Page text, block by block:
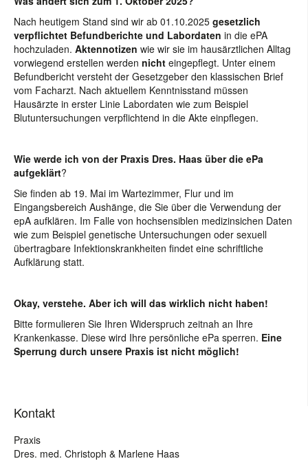
Nach heutigem Stand sind wir ab 01.10.2025 gesetzlich
verpflichtet Befundberichte und Labordaten in die ePA
hochzuladen. Aktennotizen wie wir sie im hausärztlichen Alltag
vorwiegend erstellen werden nicht eingepflegt. Unter einem
Befundbericht versteht der Gesetzgeber den klassischen Brief
vom Facharzt. Nach aktuellem Kenntnisstand müssen
Hausärzte in erster Linie Labordaten wie zum Beispiel
Blutuntersuchungen verpflichtend in die Akte einpflegen.
Wie werde ich von der Praxis Dres. Haas über die ePa
aufgeklärt?
Sie finden ab 19. Mai im Wartezimmer, Flur und im
Eingangsbereich Aushänge, die Sie über die Verwendung der
epA aufklären. Im Falle von hochsensiblen medizinsichen Daten
wie zum Beispiel genetische Untersuchungen oder sexuell
übertragbare Infektionskrankheiten findet eine schriftliche
Aufklärung statt.
Okay, verstehe. Aber ich will das wirklich nicht haben!
Bitte formulieren Sie Ihren Widerspruch zeitnah an Ihre
Krankenkasse. Diese wird Ihre persönliche ePa sperren. Eine
Sperrung durch unsere Praxis ist nicht möglich!
Kontakt
Praxis
Dres. med. Christoph & Marlene Haas